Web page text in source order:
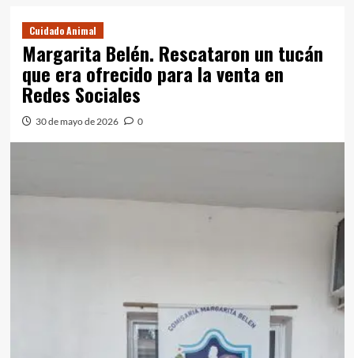
Cuidado Animal
Margarita Belén. Rescataron un tucán
que era ofrecido para la venta en
Redes Sociales
30 de mayo de 2026 0